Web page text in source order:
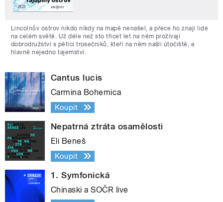
Lincolnův ostrov nikdo nikdy na mapě nenašel, a přece ho znají lidé
na celém světě. Už déle než sto třicet let na něm prožívají
dobrodružství s pěticí trosečníků, kteří na něm našli útočiště, a
hlavně nejedno tajemství.
Cantus lucis
Carmina Bohemica
Koupit
Nepatrná ztráta osamělosti
Eli Beneš
Koupit
1. Symfonická
Chinaski a SOČR live